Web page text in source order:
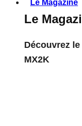
Le Magazine
Le
Découvrez
MX2K